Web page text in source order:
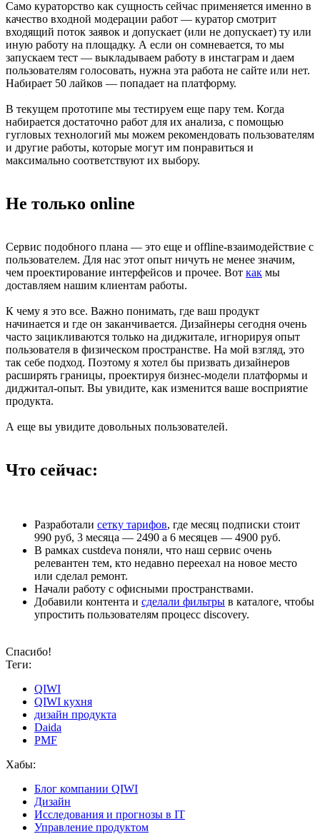
Само кураторство как сущность сейчас применяется именно в
качество входной модерации работ — куратор смотрит
входящий поток заявок и допускает (или не допускает) ту или
иную работу на площадку. А если он сомневается, то мы
запускаем тест — выкладываем работу в инстаграм и даем
пользователям голосовать, нужна эта работа не сайте или нет.
Набирает 50 лайков — попадает на платформу.
В текущем прототипе мы тестируем еще пару тем. Когда
набирается достаточно работ для их анализа, с помощью
гугловых технологий мы можем рекомендовать пользователям
и другие работы, которые могут им понравиться и
максимально соответствуют их выбору.
Не только online
Сервис подобного плана — это еще и offline-взаимодействие с
пользователем. Для нас этот опыт ничуть не менее значим,
чем проектирование интерфейсов и прочее. Вот как мы
доставляем нашим клиентам работы.
К чему я это все. Важно понимать, где ваш продукт
начинается и где он заканчивается. Дизайнеры сегодня очень
часто зацикливаются только на диджитале, игнорируя опыт
пользователя в физическом пространстве. На мой взгляд, это
так себе подход. Поэтому я хотел бы призвать дизайнеров
расширять границы, проектируя бизнес-модели платформы и
диджитал-опыт. Вы увидите, как изменится ваше восприятие
продукта.
А еще вы увидите довольных пользователей.
Что сейчас:
Разработали сетку тарифов, где месяц подписки стоит
990 руб, 3 месяца — 2490 а 6 месяцев — 4900 руб.
В рамках custdeva поняли, что наш сервис очень
релевантен тем, кто недавно переехал на новое место
или сделал ремонт.
Начали работу с офисными пространствами.
Добавили контента и сделали фильтры в каталоге, чтобы
упростить пользователям процесс discovery.
Спасибо!
Теги:
QIWI
QIWI кухня
дизайн продукта
Daida
PMF
Хабы:
Блог компании QIWI
Дизайн
Исследования и прогнозы в IT
Управление продуктом